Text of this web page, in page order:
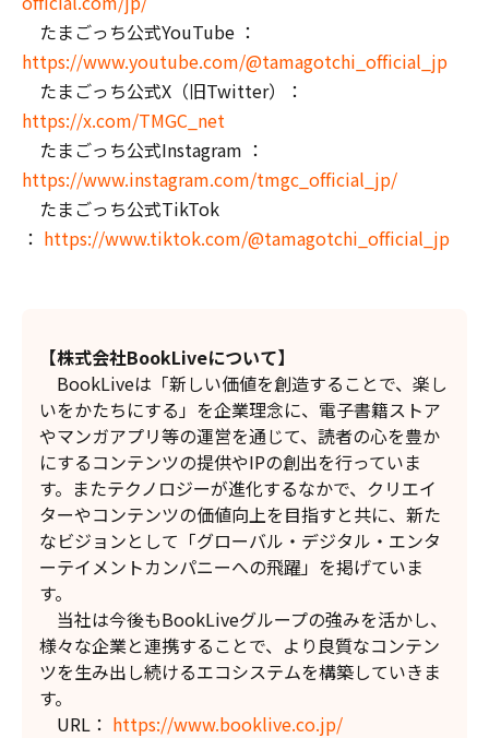
たまごっち公式YouTube ：
https://www.youtube.com/@tamagotchi_official_jp
たまごっち公式X（旧Twitter）：
https://x.com/TMGC_net
たまごっち公式Instagram ：
https://www.instagram.com/tmgc_official_jp/
たまごっち公式TikTok
： https://www.tiktok.com/@tamagotchi_official_jp
【株式会社BookLiveについて】
BookLiveは「新しい価値を創造することで、楽し
いをかたちにする」を企業理念に、電子書籍ストア
やマンガアプリ等の運営を通じて、読者の心を豊か
にするコンテンツの提供やIPの創出を行っていま
す。またテクノロジーが進化するなかで、クリエイ
ターやコンテンツの価値向上を目指すと共に、新た
なビジョンとして「グローバル・デジタル・エンタ
ーテイメントカンパニーへの飛躍」を掲げていま
す。
当社は今後もBookLiveグループの強みを活かし、
様々な企業と連携することで、より良質なコンテン
ツを生み出し続けるエコシステムを構築していきま
す。
URL： https://www.booklive.co.jp/